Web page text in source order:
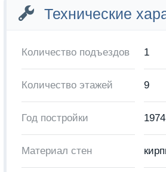
Технические
Количество подъездов 1
Количество этажей 9
Год постройки 1974
Материал стен